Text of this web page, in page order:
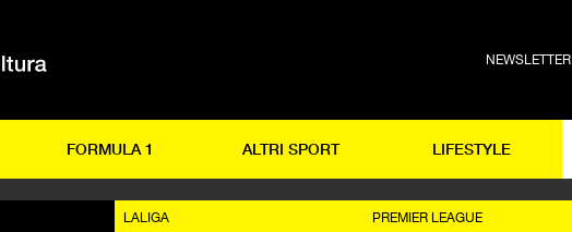
NEWSLETTER
FORMULA 1 ALTRI SPORT LIFESTYLE
LALIGA PREMIER LEAGUE